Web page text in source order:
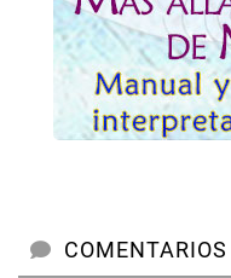
COMENTARIOS